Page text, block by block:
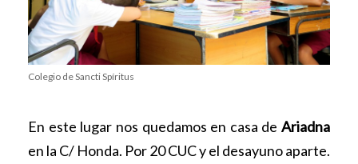
Colegio de Sancti Spíritus
En este lugar nos quedamos en casa de Ariadna
en la C/ Honda. Por 20 CUC y el desayuno aparte.